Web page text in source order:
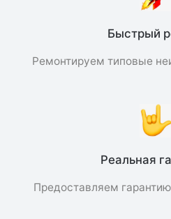
Быстрый
Ремонтируем типовые
Реальная
Предоставляем